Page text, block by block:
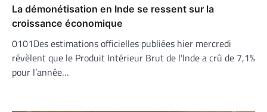
La démonétisation en Inde se ressent sur la
croissance économique
0101Des estimations officielles publiées hier mercredi
révèlent que le Produit Intérieur Brut de l’Inde a crû de 7,1%
pour l’année…